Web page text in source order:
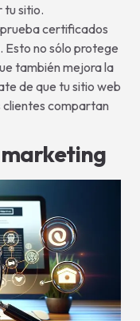
tu sitio.
certificados
Esto no sólo protege
también mejora la
de que tu sitio web
clientes compartan
marketing